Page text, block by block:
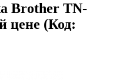
Brother TN-
цене (Код: